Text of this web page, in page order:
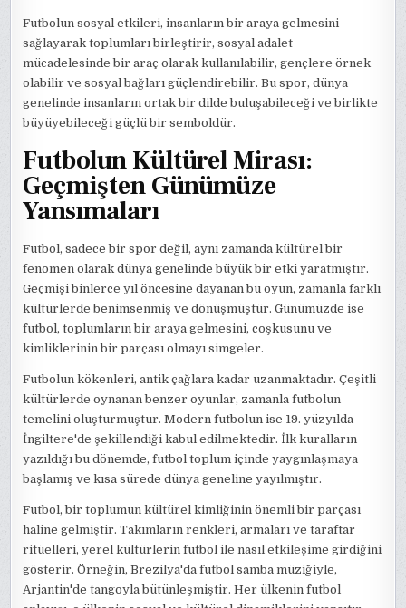
Futbolun sosyal etkileri, insanların bir araya gelmesini
sağlayarak toplumları birleştirir, sosyal adalet
mücadelesinde bir araç olarak kullanılabilir, gençlere örnek
olabilir ve sosyal bağları güçlendirebilir. Bu spor, dünya
genelinde insanların ortak bir dilde buluşabileceği ve birlikte
büyüyebileceği güçlü bir semboldür.
Futbolun Kültürel Mirası:
Geçmişten Günümüze
Yansımaları
Futbol, sadece bir spor değil, aynı zamanda kültürel bir
fenomen olarak dünya genelinde büyük bir etki yaratmıştır.
Geçmişi binlerce yıl öncesine dayanan bu oyun, zamanla farklı
kültürlerde benimsenmiş ve dönüşmüştür. Günümüzde ise
futbol, toplumların bir araya gelmesini, coşkusunu ve
kimliklerinin bir parçası olmayı simgeler.
Futbolun kökenleri, antik çağlara kadar uzanmaktadır. Çeşitli
kültürlerde oynanan benzer oyunlar, zamanla futbolun
temelini oluşturmuştur. Modern futbolun ise 19. yüzyılda
İngiltere'de şekillendiği kabul edilmektedir. İlk kuralların
yazıldığı bu dönemde, futbol toplum içinde yaygınlaşmaya
başlamış ve kısa sürede dünya geneline yayılmıştır.
Futbol, bir toplumun kültürel kimliğinin önemli bir parçası
haline gelmiştir. Takımların renkleri, armaları ve taraftar
ritüelleri, yerel kültürlerin futbol ile nasıl etkileşime girdiğini
gösterir. Örneğin, Brezilya'da futbol samba müziğiyle,
Arjantin'de tangoyla bütünleşmiştir. Her ülkenin futbol